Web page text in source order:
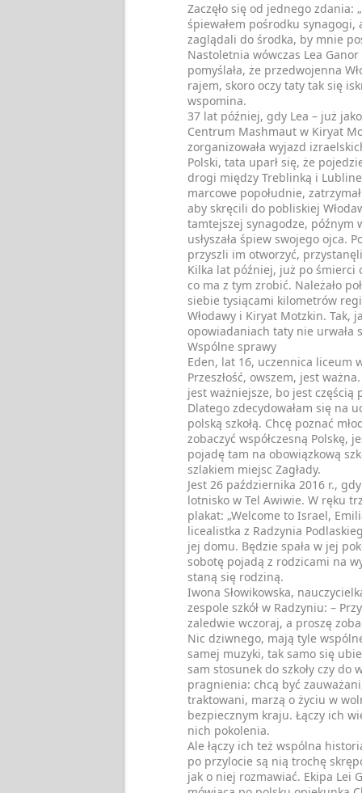
Zaczęło się od jednego zdania:
śpiewałem pośrodku synagogi,
zaglądali do środka, by mnie
Nastoletnia wówczas Lea
pomyślała, że przedwojenna
rajem, skoro oczy taty tak się
wspomina.
37 lat później, gdy Lea – już
Centrum Mashmaut w Kiryat
zorganizowała wyjazd
Polski, tata uparł się, że
drogi między Treblinką i
marcowe popołudnie,
aby skręcili do pobliskiej
tamtejszej synagodze, późnym
usłyszała śpiew swojego ojca.
przyszli im otworzyć,
Kilka lat później, już po śmierci
co ma z tym zrobić. Należało
siebie tysiącami kilometrów
Włodawy i Kiryat Motzkin. Tak,
opowiadaniach taty nie urwała
Wspólne sprawy
Eden, lat 16, uczennica liceum
Przeszłość, owszem, jest
jest ważniejsze, bo jest częścią
Dlatego zdecydowałam się na
polską szkołą. Chcę poznać
zobaczyć współczesną Polskę,
pojadę tam na obowiązkową
szlakiem miejsc Zagłady.
Jest 26 października 2016 r.,
lotnisko w Tel Awiwie. W ręku
plakat: „Welcome to Israel,
licealistka z Radzynia
jej domu. Będzie spała w jej
sobotę pojadą z rodzicami na
staną się rodziną.
Iwona Słowikowska,
zespole szkół w Radzyniu: –
zaledwie wczoraj, a proszę
Nic dziwnego, mają tyle
samej muzyki, tak samo się
sam stosunek do szkoły czy do
pragnienia: chcą być
traktowani, marzą o życiu w
bezpiecznym kraju. Łączy ich
nich pokolenia.
Ale łączy ich też wspólna
po przylocie są nią trochę
jak o niej rozmawiać. Ekipa Lei